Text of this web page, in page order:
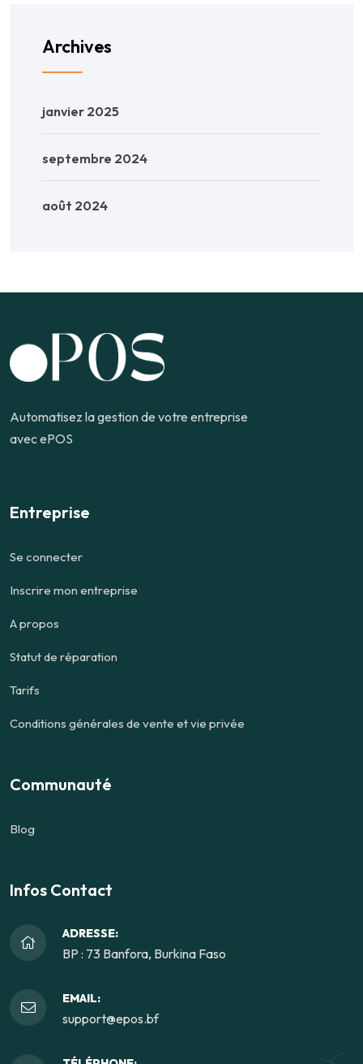
Archives
janvier 2025
septembre 2024
août 2024
Automatisez la gestion de votre entreprise
avec ePOS
Entreprise
Se connecter
Inscrire mon entreprise
A propos
Statut de réparation
Tarifs
Conditions générales de vente et vie privée
Communauté
Blog
Infos Contact
ADRESSE:
BP : 73 Banfora, Burkina Faso
EMAIL:
support@epos.bf